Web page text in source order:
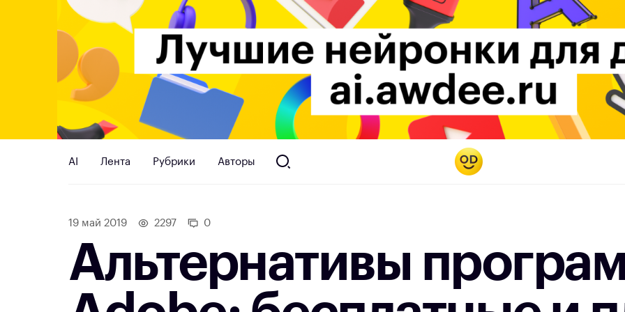
AI Лента Рубрики Авторы
19 май 2019 2297 0
Альтернативы